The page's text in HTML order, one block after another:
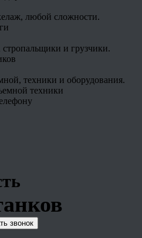
любой сложности.
и грузчики.
техники и оборудования.
звонок